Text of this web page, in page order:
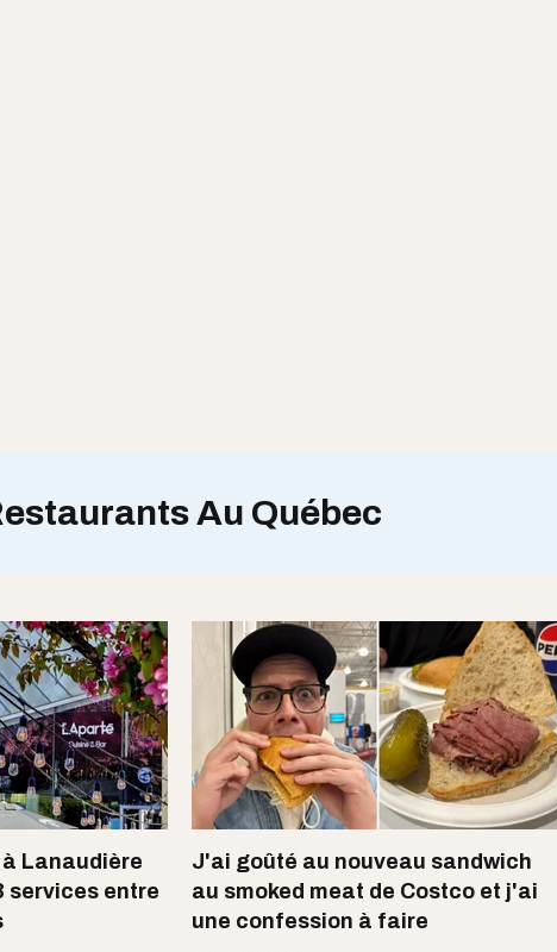
Au Québec
Lanaudière
services entre
J'ai goûté au nouveau sandwich
au smoked meat de Costco et j'ai
une confession à faire